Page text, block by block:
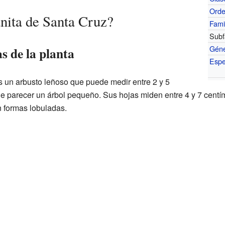
de Santa Cruz?
de la planta
un arbusto leñoso que puede medir entre 2 y 5
parecer un árbol pequeño. Sus hojas miden entre 4 y 7
lobuladas.